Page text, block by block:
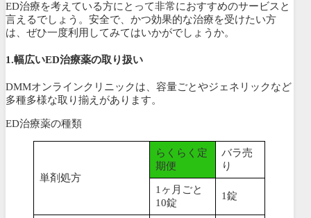
ED治療を考えている方にとって非常におすすめのサービスと
言えるでしょう。安全で、かつ効果的な治療を受けたい方
は、ぜひ一度利用してみてはいかがでしょうか。
1.幅広いED治療薬の取り扱い
DMMオンラインクリニックは、容量ごとやジェネリックなど
多種多様な取り揃えがあります。
ED治療薬の種類
単剤処方
らくらく定
期便
バラ売
り
1ヶ月ごと
10錠
1錠